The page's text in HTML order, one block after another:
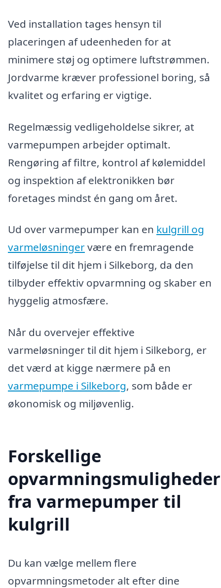
Ved installation tages hensyn til
placeringen af udeenheden for at
minimere støj og optimere luftstrømmen.
Jordvarme kræver professionel boring, så
kvalitet og erfaring er vigtige.
Regelmæssig vedligeholdelse sikrer, at
varmepumpen arbejder optimalt.
Rengøring af filtre, kontrol af kølemiddel
og inspektion af elektronikken bør
foretages mindst én gang om året.
Ud over varmepumper kan en kulgrill og
varmeløsningervære en fremragende
tilføjelse til dit hjem i Silkeborg, da den
tilbyder effektiv opvarmning og skaber en
hyggelig atmosfære.
Når du overvejer effektive
varmeløsninger til dit hjem i Silkeborg, er
det værd at kigge nærmere på en
varmepumpe i Silkeborg, som både er
økonomisk og miljøvenlig.
Forskellige
fra varmepumper til
kulgrill
Du kan vælge mellem flere
opvarmningsmetoder alt efter dine